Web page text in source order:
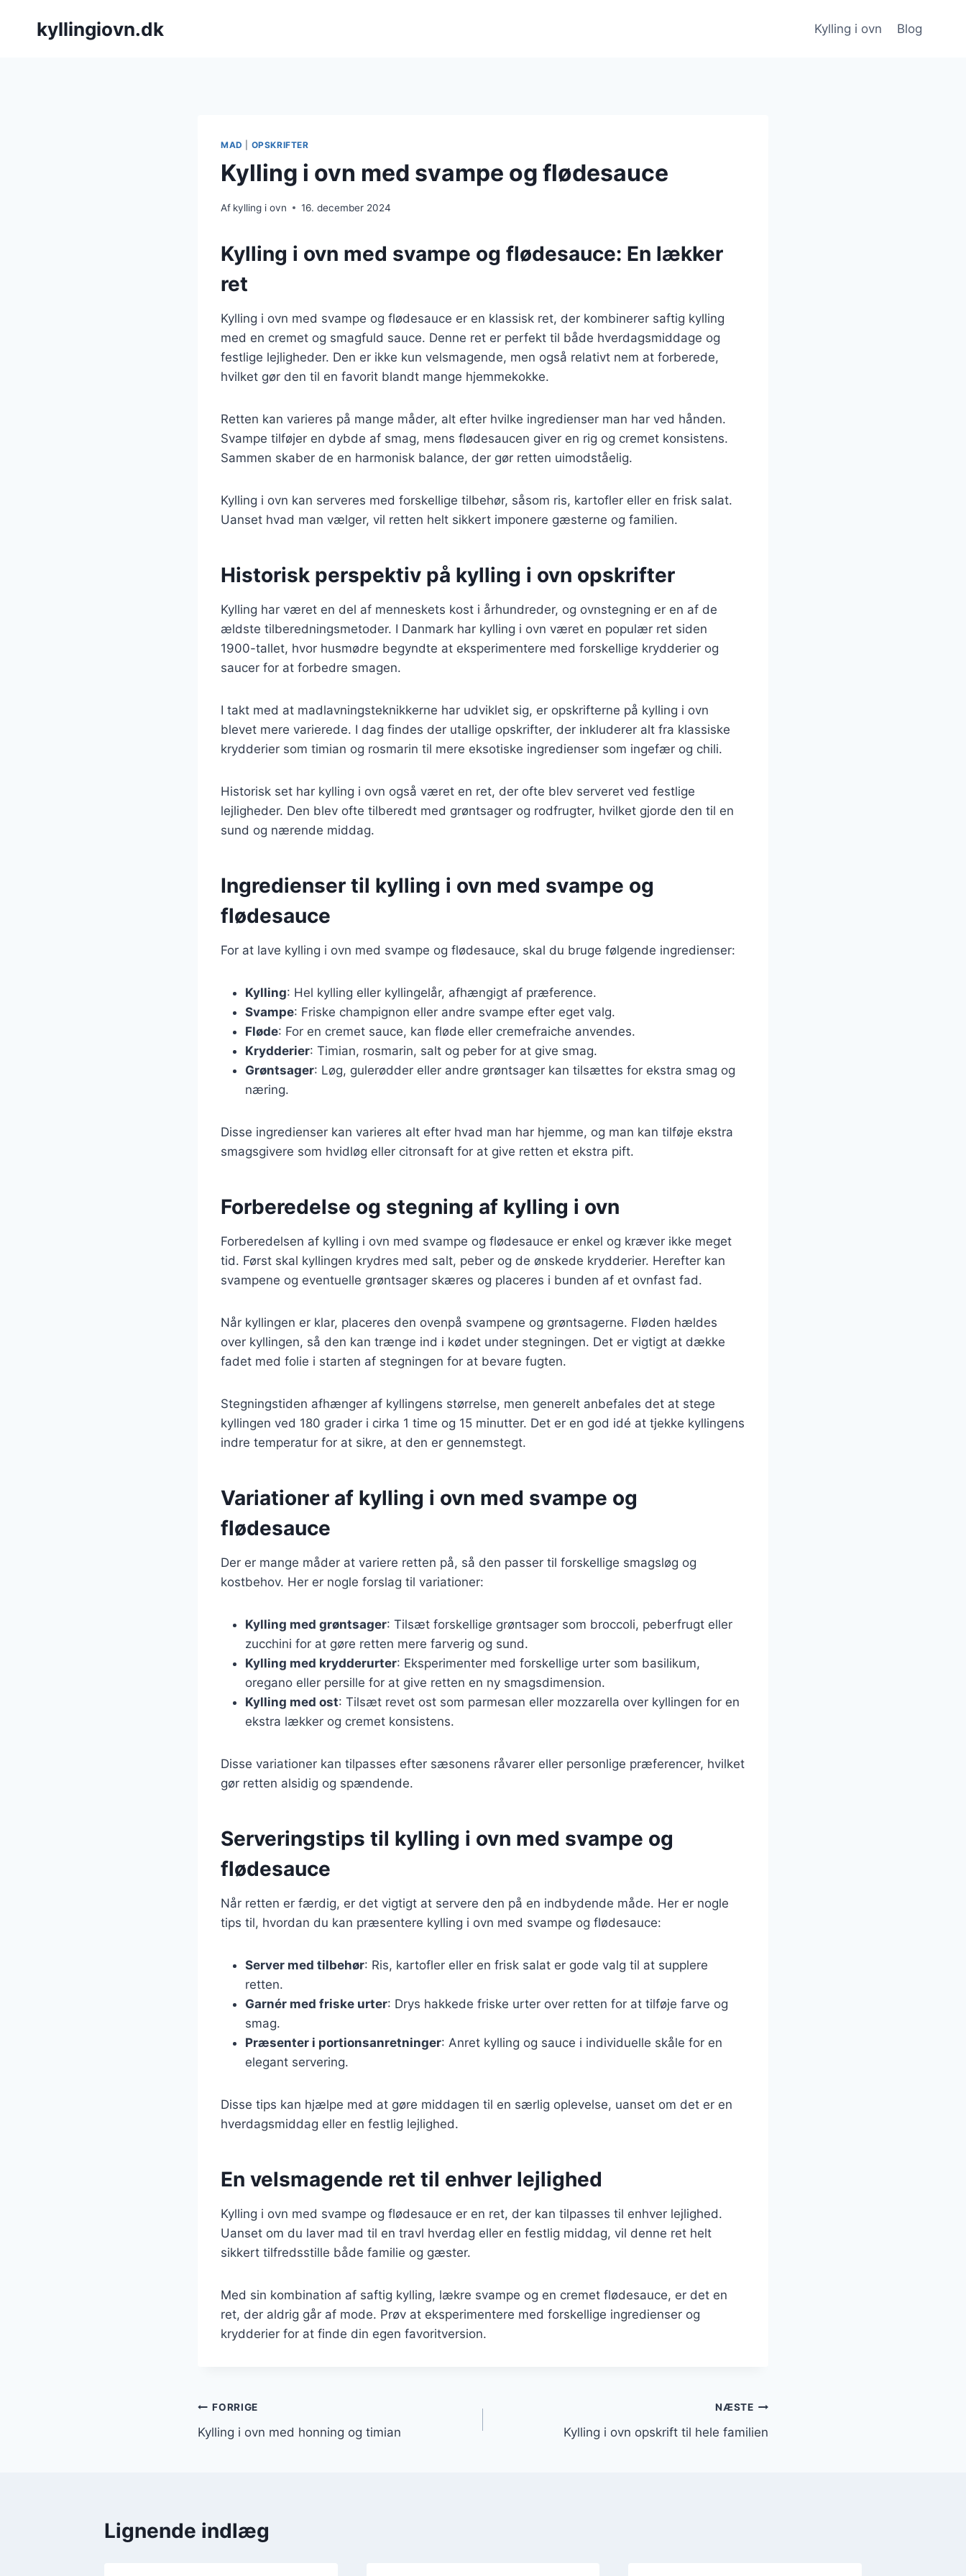
kyllingiovn.dk Kylling i ovn Blog
MAD OPSKRIFTER
Kylling i ovn med svampe og flødesauce
Af kylling i ovn 16. december 2024
Kylling i ovn med svampe og flødesauce: En lækker
ret
Kylling i ovn med svampe og flødesauce er en klassisk ret, der kombinerer saftig kylling
med en cremet og smagfuld sauce. Denne ret er perfekt til både hverdagsmiddage og
festlige lejligheder. Den er ikke kun velsmagende, men også relativt nem at forberede,
hvilket gør den til en favorit blandt mange hjemmekokke.
Retten kan varieres på mange måder, alt efter hvilke ingredienser man har ved hånden.
Svampe tilføjer en dybde af smag, mens flødesaucen giver en rig og cremet konsistens.
Sammen skaber de en harmonisk balance, der gør retten uimodståelig.
Kylling i ovn kan serveres med forskellige tilbehør, såsom ris, kartofler eller en frisk salat.
Uanset hvad man vælger, vil retten helt sikkert imponere gæsterne og familien.
Historisk perspektiv på kylling i ovn opskrifter
Kylling har været en del af menneskets kost i århundreder, og ovnstegning er en af de
ældste tilberedningsmetoder. I Danmark har kylling i ovn været en populær ret siden
1900-tallet, hvor husmødre begyndte at eksperimentere med forskellige krydderier og
saucer for at forbedre smagen.
I takt med at madlavningsteknikkerne har udviklet sig, er opskrifterne på kylling i ovn
blevet mere varierede. I dag findes der utallige opskrifter, der inkluderer alt fra klassiske
krydderier som timian og rosmarin til mere eksotiske ingredienser som ingefær og chili.
Historisk set har kylling i ovn også været en ret, der ofte blev serveret ved festlige
lejligheder. Den blev ofte tilberedt med grøntsager og rodfrugter, hvilket gjorde den til en
sund og nærende middag.
Ingredienser til kylling i ovn med svampe og
flødesauce
For at lave kylling i ovn med svampe og flødesauce, skal du bruge følgende ingredienser:
Kylling: Hel kylling eller kyllingelår, afhængigt af præference.
Svampe: Friske champignon eller andre svampe efter eget valg.
Fløde: For en cremet sauce, kan fløde eller cremefraiche anvendes.
Krydderier: Timian, rosmarin, salt og peber for at give smag.
Grøntsager: Løg, gulerødder eller andre grøntsager kan tilsættes for ekstra smag og
næring.
Disse ingredienser kan varieres alt efter hvad man har hjemme, og man kan tilføje ekstra
smagsgivere som hvidløg eller citronsaft for at give retten et ekstra pift.
Forberedelse og stegning af kylling i ovn
Forberedelsen af kylling i ovn med svampe og flødesauce er enkel og kræver ikke meget
tid. Først skal kyllingen krydres med salt, peber og de ønskede krydderier. Herefter kan
svampene og eventuelle grøntsager skæres og placeres i bunden af et ovnfast fad.
Når kyllingen er klar, placeres den ovenpå svampene og grøntsagerne. Fløden hældes
over kyllingen, så den kan trænge ind i kødet under stegningen. Det er vigtigt at dække
fadet med folie i starten af stegningen for at bevare fugten.
Stegningstiden afhænger af kyllingens størrelse, men generelt anbefales det at stege
kyllingen ved 180 grader i cirka 1 time og 15 minutter. Det er en god idé at tjekke kyllingens
indre temperatur for at sikre, at den er gennemstegt.
Variationer af kylling i ovn med svampe og
flødesauce
Der er mange måder at variere retten på, så den passer til forskellige smagsløg og
kostbehov. Her er nogle forslag til variationer:
Kylling med grøntsager: Tilsæt forskellige grøntsager som broccoli, peberfrugt eller
zucchini for at gøre retten mere farverig og sund.
Kylling med krydderurter: Eksperimenter med forskellige urter som basilikum,
oregano eller persille for at give retten en ny smagsdimension.
Kylling med ost: Tilsæt revet ost som parmesan eller mozzarella over kyllingen for en
ekstra lækker og cremet konsistens.
Disse variationer kan tilpasses efter sæsonens råvarer eller personlige præferencer, hvilket
gør retten alsidig og spændende.
Serveringstips til kylling i ovn med svampe og
flødesauce
Når retten er færdig, er det vigtigt at servere den på en indbydende måde. Her er nogle
tips til, hvordan du kan præsentere kylling i ovn med svampe og flødesauce:
Server med tilbehør: Ris, kartofler eller en frisk salat er gode valg til at supplere
retten.
Garnér med friske urter: Drys hakkede friske urter over retten for at tilføje farve og
smag.
Præsenter i portionsanretninger: Anret kylling og sauce i individuelle skåle for en
elegant servering.
Disse tips kan hjælpe med at gøre middagen til en særlig oplevelse, uanset om det er en
hverdagsmiddag eller en festlig lejlighed.
En velsmagende ret til enhver lejlighed
Kylling i ovn med svampe og flødesauce er en ret, der kan tilpasses til enhver lejlighed.
Uanset om du laver mad til en travl hverdag eller en festlig middag, vil denne ret helt
sikkert tilfredsstille både familie og gæster.
Med sin kombination af saftig kylling, lækre svampe og en cremet flødesauce, er det en
ret, der aldrig går af mode. Prøv at eksperimentere med forskellige ingredienser og
krydderier for at finde din egen favoritversion.
Indlægsnavigation
FORRIGE
Kylling i ovn med honning og timian
NÆSTE
Kylling i ovn opskrift til hele familien
Lignende indlæg